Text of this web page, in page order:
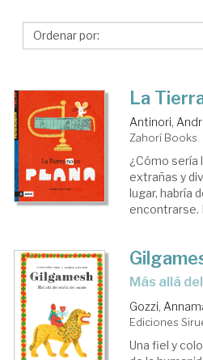
La
Antinori,
Zahorí
¿Cómo sería
extrañas y
lugar, habría
encontrarse.
más allá
Gozzi,
Ediciones
Una fiel y